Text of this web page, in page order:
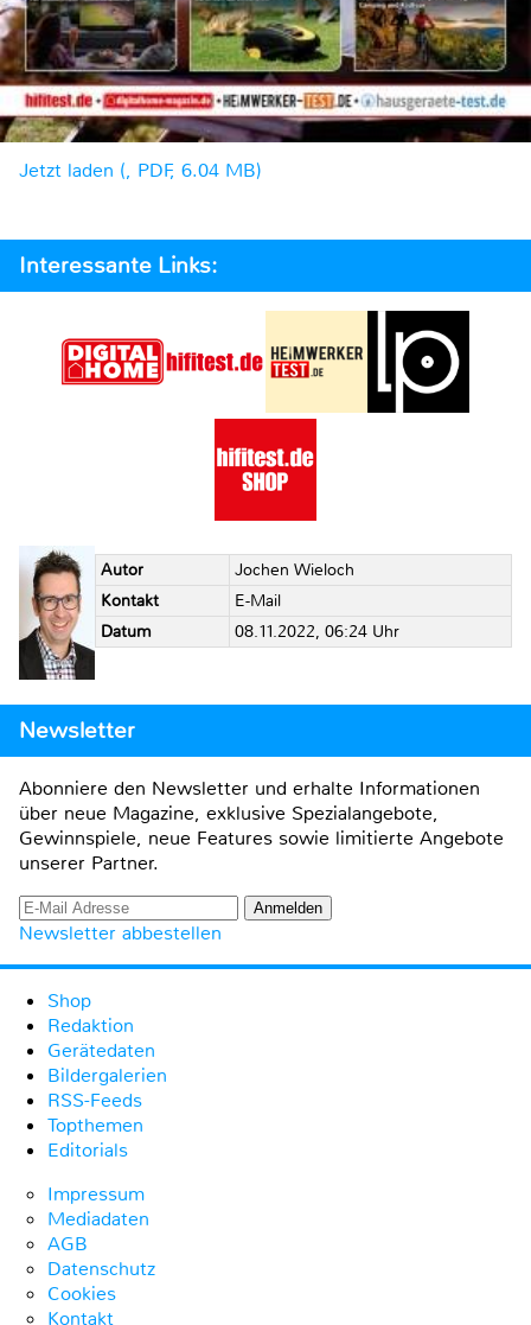
Jetzt laden (, PDF, 6.04 MB)
Interessante Links:
Autor
Jochen Wieloch
Kontakt
E-Mail
Datum
08.11.2022, 06:24 Uhr
Newsletter
Abonniere den Newsletter und erhalte Informationen
über neue Magazine, exklusive Spezialangebote,
Gewinnspiele, neue Features sowie limitierte Angebote
unserer Partner.
Newsletter abbestellen
Shop
Redaktion
Gerätedaten
Bildergalerien
RSS-Feeds
Topthemen
Editorials
Impressum
Mediadaten
AGB
Datenschutz
Cookies
Kontakt